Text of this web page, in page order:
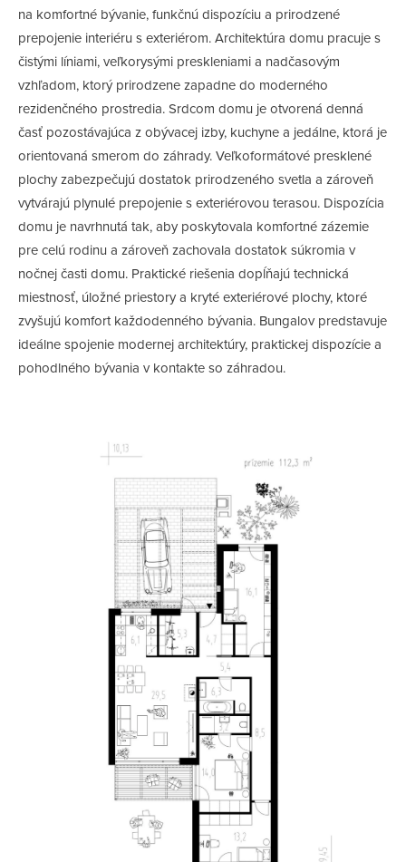
na komfortné bývanie, funkčnú dispozíciu a prirodzené
prepojenie interiéru s exteriérom. Architektúra domu pracuje s
čistými líniami, veľkorysými preskleniami a nadčasovým
vzhľadom, ktorý prirodzene zapadne do moderného
rezidenčného prostredia. Srdcom domu je otvorená denná
časť pozostávajúca z obývacej izby, kuchyne a jedálne, ktorá je
orientovaná smerom do záhrady. Veľkoformátové presklené
plochy zabezpečujú dostatok prirodzeného svetla a zároveň
vytvárajú plynulé prepojenie s exteriérovou terasou. Dispozícia
domu je navrhnutá tak, aby poskytovala komfortné zázemie
pre celú rodinu a zároveň zachovala dostatok súkromia v
nočnej časti domu. Praktické riešenia dopĺňajú technická
miestnosť, úložné priestory a kryté exteriérové plochy, ktoré
zvyšujú komfort každodenného bývania. Bungalov predstavuje
ideálne spojenie modernej architektúry, praktickej dispozície a
pohodlného bývania v kontakte so záhradou.